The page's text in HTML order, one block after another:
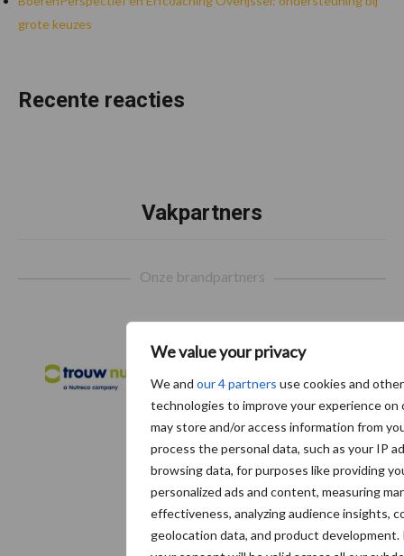
We value your privacy
We and our 4 partners use cookies and
technologies to improve your experience on
may store and/or access information from
process the personal data, such as your IP
browsing data, for purposes like providing
personalized ads and content, measuring
effectiveness, analyzing audience insights,
geolocation data, and product
grote keuzes
Recente reacties
Vakpartners
Onze brandpartners